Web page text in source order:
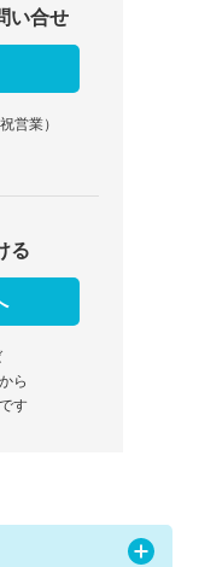
い合せ
営業）
る
ら
す